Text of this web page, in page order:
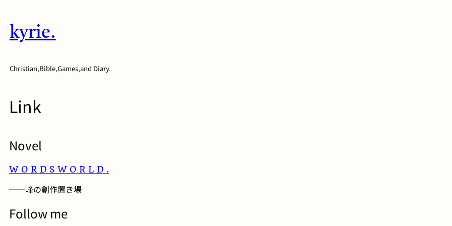
容
を
ッ
kyrie.
Christian,Bible,Games,and Diary.
Link
Novel
W O R D S W O R L D .
──峰の創作置き場
Follow me